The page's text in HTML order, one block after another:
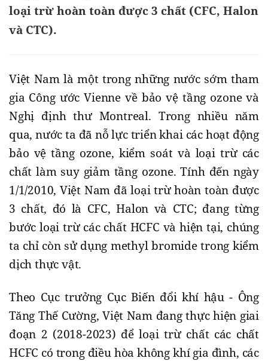
loại trừ hoàn toàn được 3 chất (CFC, Halon
và CTC).
Việt Nam là một trong những nước sớm tham
gia Công ước Vienne về bảo vệ tầng ozone và
Nghị định thư Montreal. Trong nhiều năm
qua, nước ta đã nỗ lực triển khai các hoạt động
bảo vệ tầng ozone, kiểm soát và loại trừ các
chất làm suy giảm tầng ozone. Tính đến ngày
1/1/2010, Việt Nam đã loại trừ hoàn toàn được
3 chất, đó là CFC, Halon và CTC; đang từng
bước loại trừ các chất HCFC và hiện tại, chúng
ta chỉ còn sử dụng methyl bromide trong kiểm
dịch thực vật.
Theo Cục trưởng Cục Biến đổi khí hậu - Ông
Tăng Thế Cường, Việt Nam đang thực hiện giai
đoạn 2 (2018-2023) để loại trừ chất các chất
HCFC có trong điều hòa không khí gia đình, các